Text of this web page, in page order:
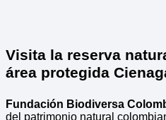
Visita la reserva
área protegida
Fundación Biodiversa
del patrimonio natural